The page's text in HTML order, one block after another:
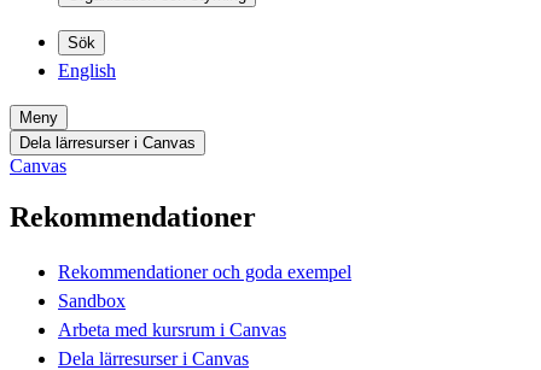
Sök
English
Meny
Dela lärresurser i Canvas
Canvas
Rekommendationer
Rekommendationer och goda exempel
Sandbox
Arbeta med kursrum i Canvas
Dela lärresurser i Canvas